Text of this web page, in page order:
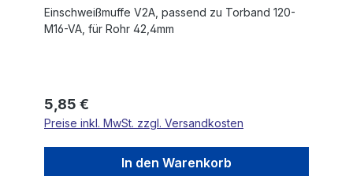
Einschweißmuffe V2A, passend zu Torband 120-
M16-VA, für Rohr 42,4mm
Regulärer Preis:
5,85 €
Preise inkl. MwSt. zzgl. Versandkosten
In den Warenkorb